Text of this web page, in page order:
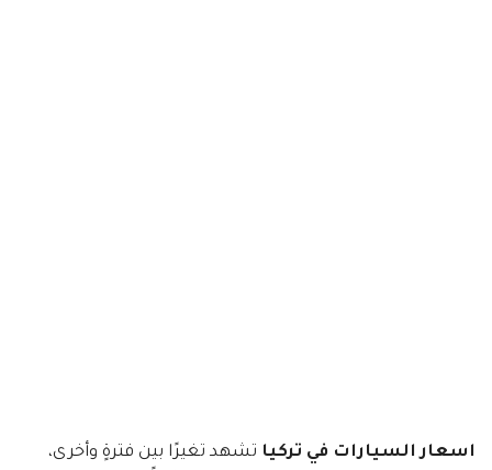
اسعار السيارات في تركيا تشهد تغيرًا بين فترةٍ وأخرى،